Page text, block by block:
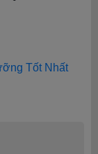
Tốt Nhất